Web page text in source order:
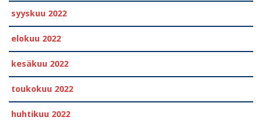
syyskuu 2022
elokuu 2022
kesäkuu 2022
toukokuu 2022
huhtikuu 2022